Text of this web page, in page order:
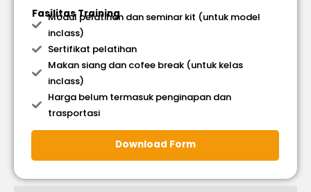
Fasilitas Training
Modul pelatihan dan seminar kit (untuk model
inclass)
Sertifikat pelatihan
Makan siang dan cofee break (untuk kelas
inclass)
Harga belum termasuk penginapan dan
trasportasi
Download Form